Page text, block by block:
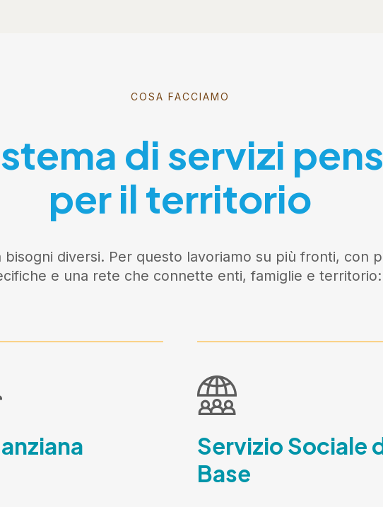
COSA FACCIAMO
di servizi
per il territorio
bisogni diversi. Per questo lavoriamo su più fronti, con
e una rete che connette enti, famiglie e territorio:
Servizio Sociale
Base